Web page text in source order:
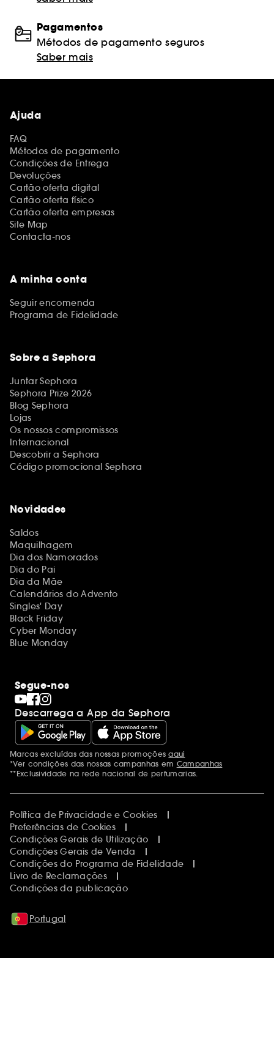
Pagamentos
Métodos de pagamento seguros
Saber mais
Ajuda
FAQ
Métodos de pagamento
Condições de Entrega
Devoluções
Cartão oferta digital
Cartão oferta físico
Cartão oferta empresas
Site Map
Contacta-nos
A minha conta
Seguir encomenda
Programa de Fidelidade
Sobre a Sephora
Juntar Sephora
Sephora Prize 2026
Blog Sephora
Lojas
Os nossos compromissos
Internacional
Descobrir a Sephora
Código promocional Sephora
Novidades
Saldos
Maquilhagem
Dia dos Namorados
Dia do Pai
Dia da Mãe
Calendários do Advento
Singles' Day
Black Friday
Cyber Monday
Blue Monday
Segue-nos
Descarrega a App da Sephora
Menções adicionais
Marcas excluídas das nossas promoçõesaqui
*Ver condições das nossas campanhas em Campanhas
**Exclusividade na rede nacional de perfumarias.
Política de Privacidade e Cookies
Preferências de Cookies
Condições Gerais de Utilização
Condições Gerais de Venda
Condições do Programa de Fidelidade
Livro de Reclamações
Condições da publicação
Portugal